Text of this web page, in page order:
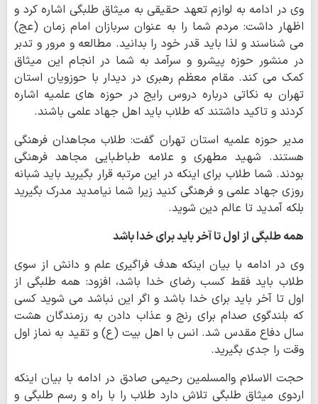
وی در ادامه به لوازم تعهد حقیقی به میثاق طلبگی اشاره کرد و
اظهار داشت: مردم شما را به عنوان سربازان امام زمان (عج)
می شناسند و لذا باید قدر خود را بدانید. مطالعه و مرور و تدبر
در منشور حوزه پیشرو و سرآمد به شما در انجام این میثاق
کمک می کند. مقام معظم رهبری در دیدار با حوزویان استان
تهران به نکاتی درباره دروس رایج در حوزه های علمیه اشاره
کردند و تاکید داشتند که طلاب باید اهل جهاد علمی باشند.
مدیر حوزه علمیه استان تهران گفت: طلاب مجاهدان فرهنگی
هستند. شهید مطهری و علامه طباطبایی مجاهد فرهنگی
بودند. شما طلاب برای اینکه در این مرتبه قرار بگیرید باید شبانه
روزی جهاد علمی و فرهنگی کنید زیرا شما نیامدید مدرک بگیرید
بلکه آمدید تا عالم دین شوید.
همه طلبگی از اول تا آخر باید برای خدا باشد
وی در ادامه با بیان اینکه هدف فراگیری علم و دانش از سوی
طلاب باید فقط کسب رضای خدا باشد، افزود: همه طلبگی از
اول تا آخر باید برای خدا باشد و اگر این نباشد می شوید کسی
که بلندگوی صدام برای رنج و عذاب دادن به رزمندگان هشت
سال دفاع مقدس شد. انس با اهل بیت (ع) و تقید به نماز اول
وقت را جدی بگیرید.
حجت الاسلام والمسلمین رحیمی صادق در ادامه با بیان اینکه
اردوی میثاق طلبگی تلاش دارد طلاب را با راه و رسم طلبگی و